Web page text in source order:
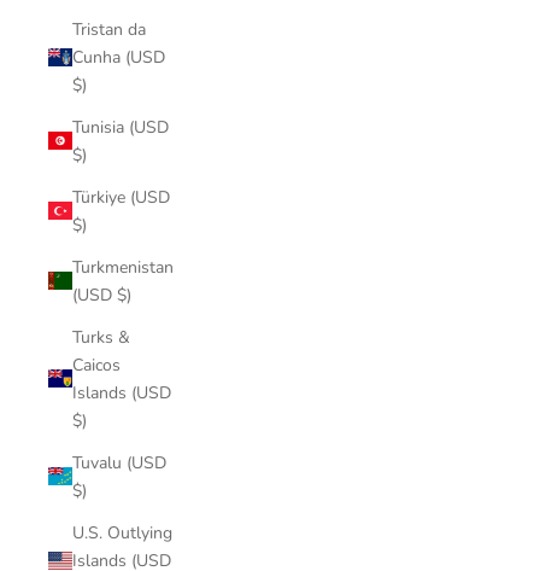
Tristan da
Cunha (USD
$)
Tunisia (USD
$)
Türkiye (USD
$)
Turkmenistan
(USD $)
Turks &
Caicos
Islands (USD
$)
Tuvalu (USD
$)
U.S. Outlying
Islands (USD